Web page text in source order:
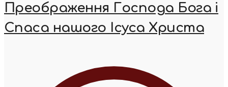
Преображення Господа Бога і
Спаса нашого Ісуса Христа